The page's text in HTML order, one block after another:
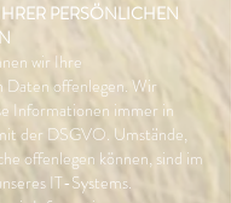
PERSÖNLICHEN
wir Ihre
Daten offenlegen. Wir
Informationen immer in
der DSGVO. Umstände,
offenlegen können, sind im
IT-Systems.